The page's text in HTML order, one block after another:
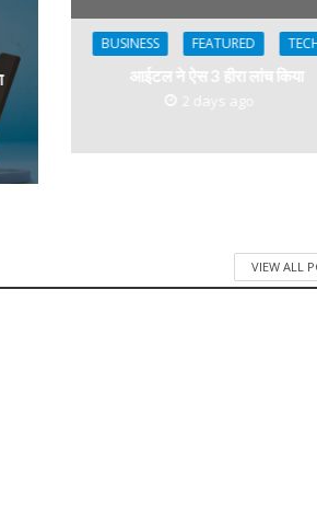
BUSINESS FEATURED
आईटल ने ऐस 3 हीरा लांच किया
2 days ago
VIEW ALL